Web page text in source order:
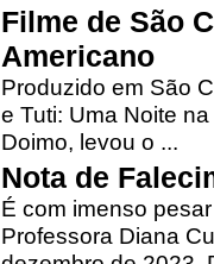
Filme de São
Americano
Produzido em São
e Tuti: Uma Noite
Doimo, levou o ...
Nota de
É com imenso
Professora Diana